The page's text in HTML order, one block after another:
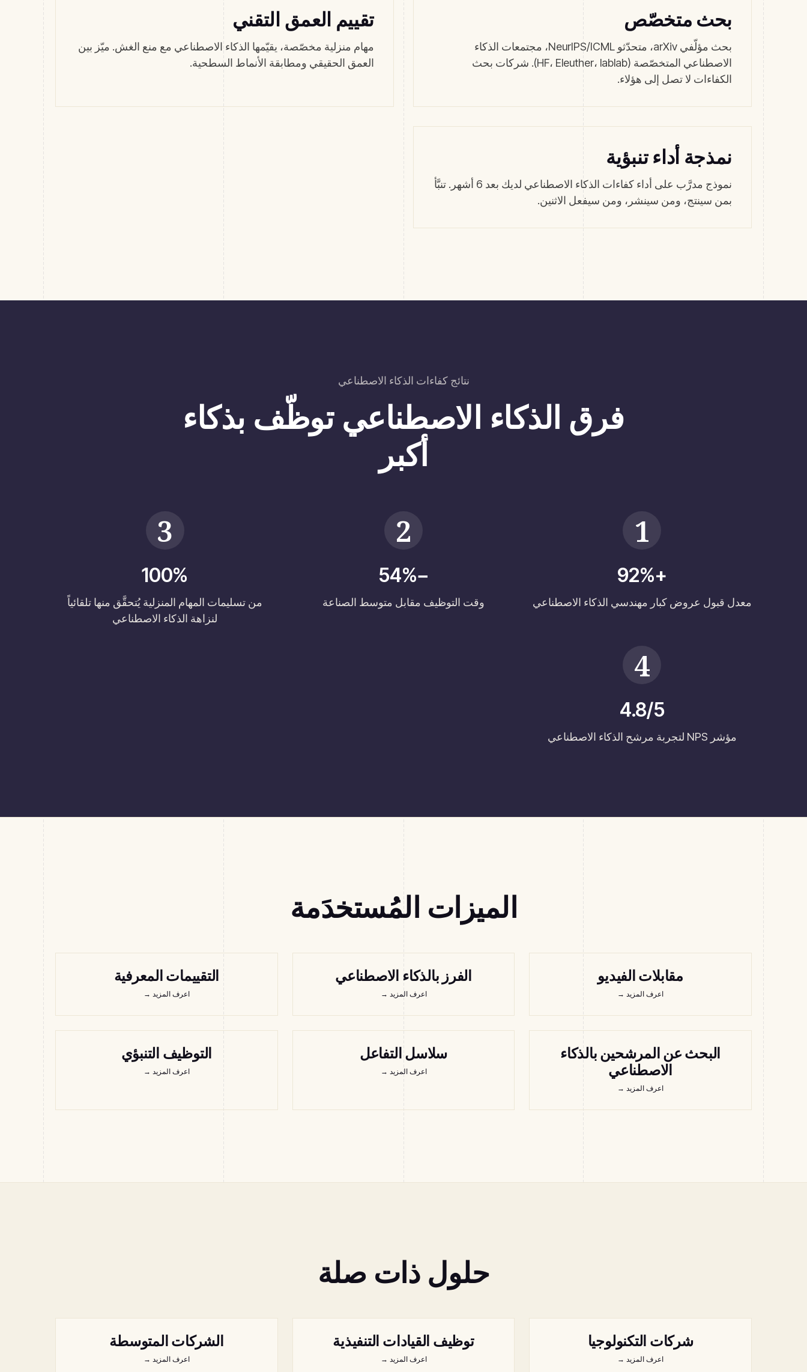
بحث متخصّص
بحث مؤلّفي arXiv، متحدّثو NeurIPS/ICML، مجتمعات الذكاء
الاصطناعي المتخصّصة (HF، Eleuther، lablab). شركات بحث
الكفاءات لا تصل إلى هؤلاء.
تقييم العمق التقني
مهام منزلية مخصّصة، يقيّمها الذكاء الاصطناعي مع منع الغش. ميّز بين
العمق الحقيقي ومطابقة الأنماط السطحية.
نمذجة أداء تنبؤية
نموذج مدرَّب على أداء كفاءات الذكاء الاصطناعي لديك بعد 6 أشهر. تنبَّأ
بمن سينتج، ومن سينشر، ومن سيفعل الاثنين.
نتائج كفاءات الذكاء الاصطناعي
فرق الذكاء الاصطناعي توظّف بذكاء
أكبر
1
+92%
معدل قبول عروض كبار مهندسي الذكاء الاصطناعي
2
−54%
وقت التوظيف مقابل متوسط الصناعة
3
100%
من تسليمات المهام المنزلية يُتحقَّق منها تلقائياً
لنزاهة الذكاء الاصطناعي
4
4.8/5
مؤشر NPS لتجربة مرشح الذكاء الاصطناعي
الميزات المُستخدَمة
مقابلات الفيديو
اعرف المزيد→
الفرز بالذكاء الاصطناعي
اعرف المزيد →
التقييمات المعرفية
اعرف المزيد →
البحث عن المرشحين بالذكاء
الاصطناعي
اعرف المزيد→
سلاسل التفاعل
اعرف المزيد →
التوظيف التنبؤي
اعرف المزيد →
حلول ذات صلة
شركات التكنولوجيا
اعرف المزيد→
توظيف القيادات التنفيذية
اعرف المزيد →
الشركات المتوسطة
اعرف المزيد →